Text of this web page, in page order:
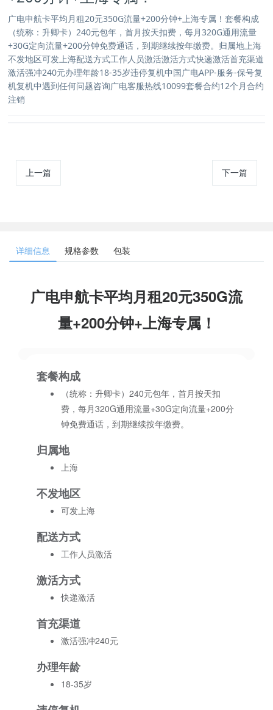
广电申航卡平均月租20元350G流量+200分钟+上海专属！套餐构成
（统称：升卿卡）240元包年，首月按天扣费，每月320G通用流量
+30G定向流量+200分钟免费通话，到期继续按年缴费。归属地上海
不发地区可发上海配送方式工作人员激活激活方式快递激活首充渠道
激活强冲240元办理年龄18-35岁违停复机中国广电APP-服务-保号复
机复机中遇到任何问题咨询广电客服热线10099套餐合约12个月合约
注销
上一篇 下一篇
详细信息 规格参数 包装
广电申航卡平均月租20元350G流
量+200分钟+上海专属！
套餐构成
（统称：升卿卡）240元包年，首月按天扣
费，每月320G通用流量+30G定向流量+200分
钟免费通话，到期继续按年缴费。
归属地
上海
不发地区
可发上海
配送方式
工作人员激活
激活方式
快递激活
首充渠道
激活强冲240元
办理年龄
18-35岁